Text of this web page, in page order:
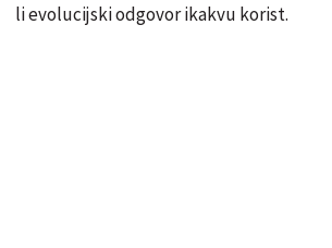
li evolucijski odgovor ikakvu korist.